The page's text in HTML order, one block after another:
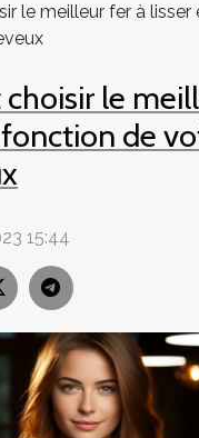
le meilleur fer à
le
fonction de
15:44